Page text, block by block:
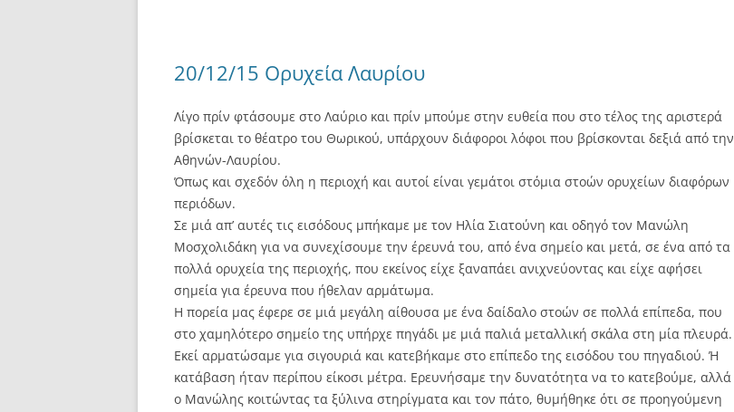
20/12/15 Ορυχεία Λαυρίου
Λίγο πρίν φτάσουμε στο Λαύριο και πρίν μπούμε στην ευθεία που στο τέλος της αριστερά
βρίσκεται το θέατρο του Θωρικού, υπάρχουν διάφοροι λόφοι που βρίσκονται δεξιά από την
Αθηνών-Λαυρίου.
Όπως και σχεδόν όλη η περιοχή και αυτοί είναι γεμάτοι στόμια στοών ορυχείων διαφόρων
περιόδων.
Σε μιά απ’ αυτές τις εισόδους μπήκαμε με τον Ηλία Σιατούνη και οδηγό τον Μανώλη
Μοσχολιδάκη για να συνεχίσουμε την έρευνά του, από ένα σημείο και μετά, σε ένα από τα
πολλά ορυχεία της περιοχής, που εκείνος είχε ξαναπάει ανιχνεύοντας και είχε αφήσει
σημεία για έρευνα που ήθελαν αρμάτωμα.
Η πορεία μας έφερε σε μιά μεγάλη αίθουσα με ένα δαίδαλο στοών σε πολλά επίπεδα, που
στο χαμηλότερο σημείο της υπήρχε πηγάδι με μιά παλιά μεταλλική σκάλα στη μία πλευρά.
Εκεί αρματώσαμε για σιγουριά και κατεβήκαμε στο επίπεδο της εισόδου του πηγαδιού. Ή
κατάβαση ήταν περίπου είκοσι μέτρα. Ερευνήσαμε την δυνατότητα να το κατεβούμε, αλλά
ο Μανώλης κοιτώντας τα ξύλινα στηρίγματα και τον πάτο, θυμήθηκε ότι σε προηγούμενη